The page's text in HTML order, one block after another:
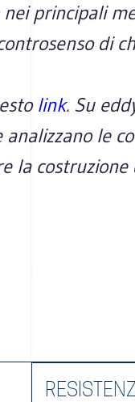
principali
di
link. Su
le
la costruzione